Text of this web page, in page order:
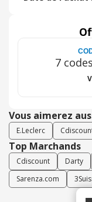
7
Vous aimerez
E.Leclerc
Top Marchands
Cdiscount Darty
Sarenza.com